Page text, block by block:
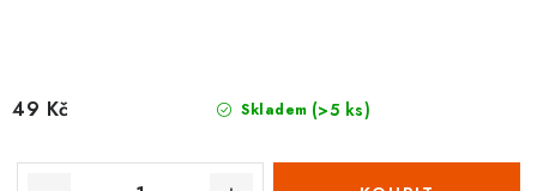
Skladem (>5 ks)
49 Kč